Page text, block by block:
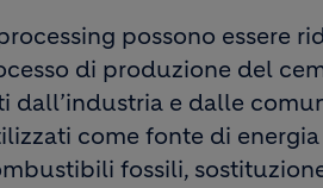
possono essere
di produzione del
dall’industria e dalle
come fonte di
fossili,